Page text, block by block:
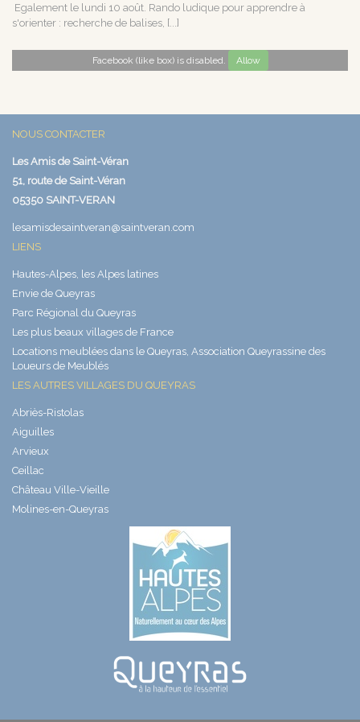
Egalement le lundi 10 août. Rando ludique pour apprendre à
s'orienter : recherche de balises, [...]
Facebook (like box) is disabled. Allow
NOUS CONTACTER
Les Amis de Saint-Véran
51, route de Saint-Véran
05350 SAINT-VERAN
lesamisdesaintveran@saintveran.com
LIENS
Hautes-Alpes, les Alpes latines
Envie de Queyras
Parc Régional du Queyras
Les plus beaux villages de France
Locations meublées dans le Queyras, Association Queyrassine des
Loueurs de Meublés
LES AUTRES VILLAGES DU QUEYRAS
Abriès-Ristolas
Aiguilles
Arvieux
Ceillac
Château Ville-Vieille
Molines-en-Queyras